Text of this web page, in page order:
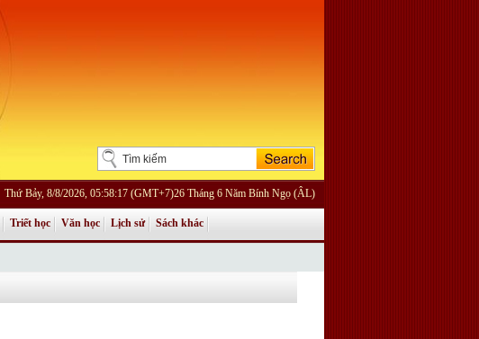
Thứ Bảy, 8/8/2026, 05:58:17 (GMT+7)26 Tháng 6 Năm Bính Ngọ (ÂL)
Triết học Văn học Lịch sử Sách khác